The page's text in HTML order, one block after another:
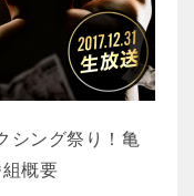
シング祭り！亀
概要